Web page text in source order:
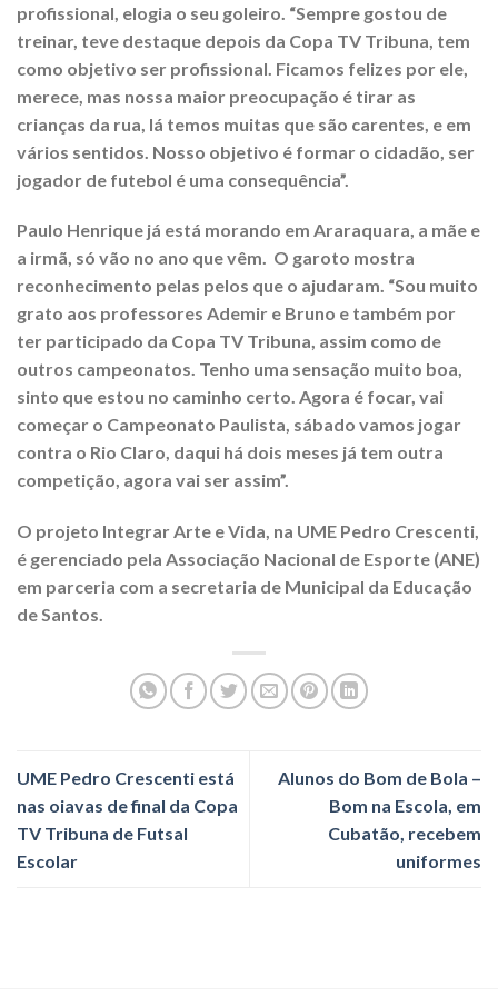
profissional, elogia o seu goleiro. “Sempre gostou de
treinar, teve destaque depois da Copa TV Tribuna, tem
como objetivo ser profissional. Ficamos felizes por ele,
merece, mas nossa maior preocupação é tirar as
crianças da rua, lá temos muitas que são carentes, e em
vários sentidos. Nosso objetivo é formar o cidadão, ser
jogador de futebol é uma consequência”.
Paulo Henrique já está morando em Araraquara, a mãe e
a irmã, só vão no ano que vêm. O garoto mostra
reconhecimento pelas pelos que o ajudaram. “Sou muito
grato aos professores Ademir e Bruno e também por
ter participado da Copa TV Tribuna, assim como de
outros campeonatos. Tenho uma sensação muito boa,
sinto que estou no caminho certo. Agora é focar, vai
começar o Campeonato Paulista, sábado vamos jogar
contra o Rio Claro, daqui há dois meses já tem outra
competição, agora vai ser assim”.
O projeto Integrar Arte e Vida, na UME Pedro Crescenti,
é gerenciado pela Associação Nacional de Esporte (ANE)
em parceria com a secretaria de Municipal da Educação
de Santos.
UME Pedro Crescenti está
nas oiavas de final da Copa
TV Tribuna de Futsal
Escolar
Alunos do Bom de Bola –
Bom na Escola, em
Cubatão, recebem
uniformes